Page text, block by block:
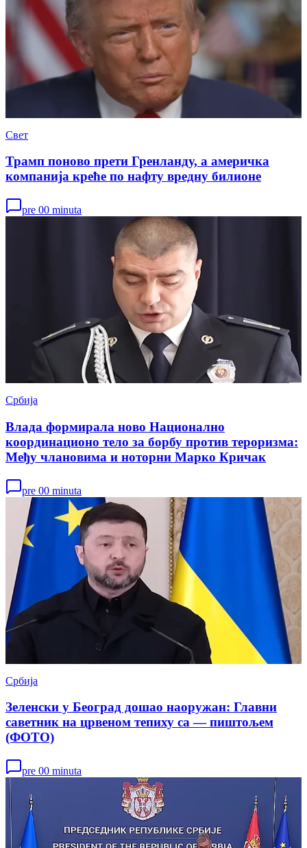
Свет
Трамп поново прети Гренланду, а америчка
компанија креће по нафту вредну билионе
pre 00 minuta
Србија
Влада формирала ново Национално
координационо тело за борбу против тероризма:
Међу члановима и ноторни Марко Кричак
pre 00 minuta
Србија
Зеленски у Београд дошао наоружан: Главни
саветник на црвеном тепиху са — пиштољем
(ФОТО)
pre 00 minuta